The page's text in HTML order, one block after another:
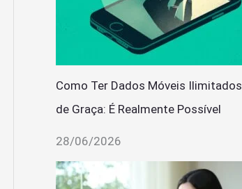
Como Ter Dados Móveis Ilimitados
de Graça: É Realmente Possível
28/06/2026